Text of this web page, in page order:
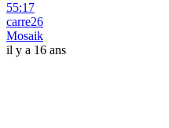
55:17
carre26
Mosaik
il y a 16 ans